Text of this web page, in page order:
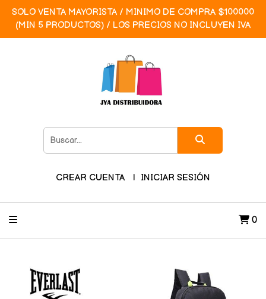
SOLO VENTA MAYORISTA / MINIMO DE COMPRA $100000
(MIN 5 PRODUCTOS) / LOS PRECIOS NO INCLUYEN IVA
CREAR CUENTA INICIAR SESIÓN
0